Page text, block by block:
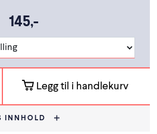
145,-
Legg til i handlekurv
INNHOLD